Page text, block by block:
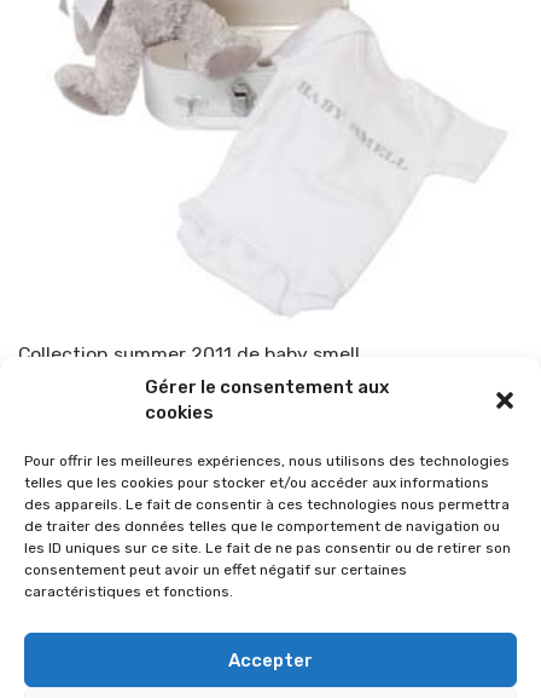
Gérer le consentement aux
cookies
Pour offrir les meilleures expériences, nous utilisons des technologies
telles que les cookies pour stocker et/ou accéder aux informations
des appareils. Le fait de consentir à ces technologies nous permettra
de traiter des données telles que le comportement de navigation ou
les ID uniques sur ce site. Le fait de ne pas consentir ou de retirer son
consentement peut avoir un effet négatif sur certaines
caractéristiques et fonctions.
Accepter
Collection summer 2011 de baby smell
TOP-PARENTS 8 juin 2011